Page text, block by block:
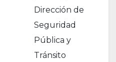
Dirección de
Seguridad
Pública y
Tránsito